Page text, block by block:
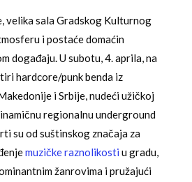
velika sala Gradskog Kulturnog
i postaće domaćin
događaju. U subotu, 4. aprila, na
hardcore/punk benda iz
i Srbije, nudeći užičkoj
regionalnu underground
su od suštinskog značaja za
muzičke raznolikosti u gradu,
žanrovima i pružajući